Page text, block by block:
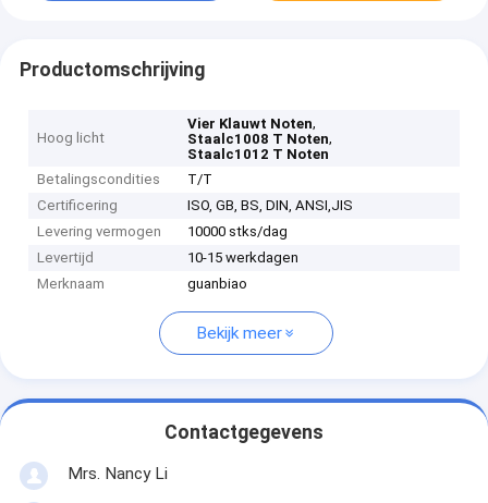
Productomschrijving
Hoog licht
Vier Klauwt Noten,
Staalc1008 T Noten,
Staalc1012 T Noten
Betalingscondities
T/T
Certificering
ISO, GB, BS, DIN, ANSI,JIS
Levering vermogen
10000 stks/dag
Levertijd
10-15 werkdagen
Merknaam
guanbiao
Bekijk meer
Contactgegevens
Mrs. Nancy Li